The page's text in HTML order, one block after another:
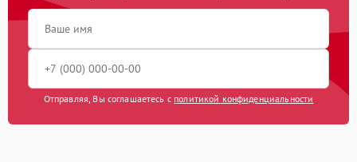
Отправляя, Вы соглашаетесь с политикой конфиденциальности